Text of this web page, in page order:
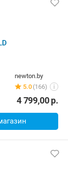
newton.by
5.0 (166) i
4 799,00р.